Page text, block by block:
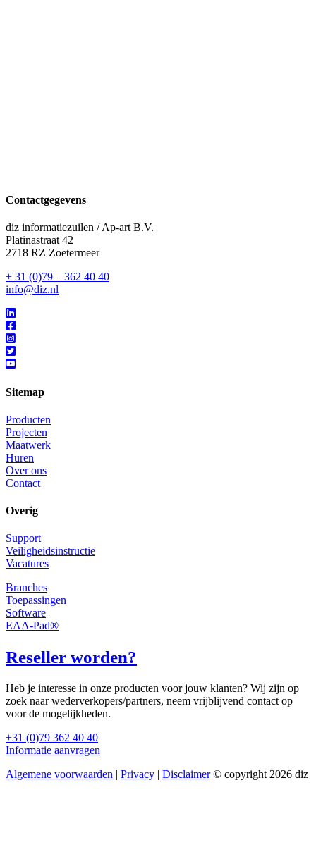
Contactgegevens
diz informatiezuilen / Ap-art B.V.
Platinastraat 42
2718 RZ Zoetermeer
+ 31 (0)79 – 362 40 40
info@diz.nl
Sitemap
Producten
Projecten
Maatwerk
Huren
Over ons
Contact
Overig
Support
Veiligheidsinstructie
Vacatures
Branches
Toepassingen
Software
EAA-Pad®
Reseller worden?
Heb je interesse in onze producten voor jouw klanten? Wij zijn op
zoek naar wederverkopers/partners, neem vrijblijvend contact op
voor de mogelijkheden.
+31 (0)79 362 40 40
Informatie aanvragen
Algemene voorwaarden | Privacy | Disclaimer© copyright 2026 diz